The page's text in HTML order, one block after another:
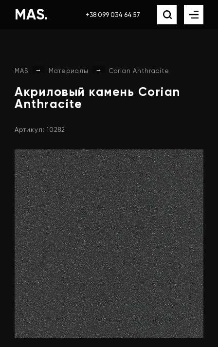
MAS. +38 099 034 64 57
MAS → Материалы → Corian Anthracite
Акриловый камень Corian
Anthracite
Артикул: 10282